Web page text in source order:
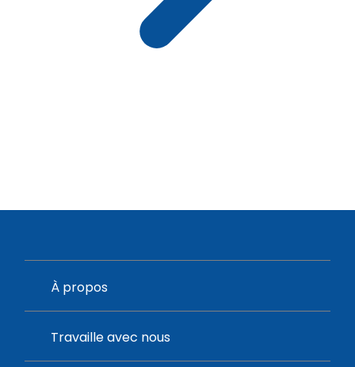
À propos
Travaille avec nous